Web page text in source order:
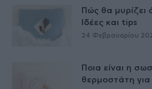
Πώς θα μυρίζει
Ιδέες και tips
24 Φεβρουαρίου
Ποια είναι η
θερμοστάτη για